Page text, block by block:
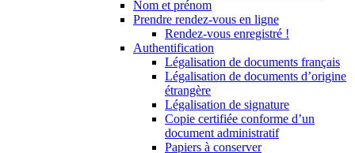
Nom et prénom
Prendre rendez-vous en ligne
Rendez-vous enregistré !
Authentification
Légalisation de documents français
Légalisation de documents d’origine
étrangère
Légalisation de signature
Copie certifiée conforme d’un
document administratif
Papiers à conserver